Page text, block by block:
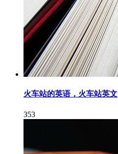
火车站的英语，火车站英文
353